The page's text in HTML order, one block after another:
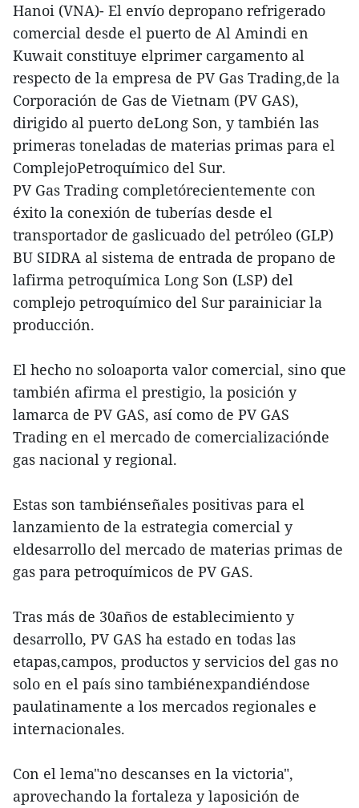
Hanoi (VNA)- El envío depropano refrigerado
comercial desde el puerto de Al Amindi en
Kuwait constituye elprimer cargamento al
respecto de la empresa de PV Gas Trading,de la
Corporación de Gas de Vietnam (PV GAS),
dirigido al puerto deLong Son, y también las
primeras toneladas de materias primas para el
ComplejoPetroquímico del Sur.
PV Gas Trading completórecientemente con
éxito la conexión de tuberías desde el
transportador de gaslicuado del petróleo (GLP)
BU SIDRA al sistema de entrada de propano de
lafirma petroquímica Long Son (LSP) del
complejo petroquímico del Sur parainiciar la
producción.
El hecho no soloaporta valor comercial, sino que
también afirma el prestigio, la posición y
lamarca de PV GAS, así como de PV GAS
Trading en el mercado de comercializaciónde
gas nacional y regional.
Estas son tambiénseñales positivas para el
lanzamiento de la estrategia comercial y
eldesarrollo del mercado de materias primas de
gas para petroquímicos de PV GAS.
Tras más de 30años de establecimiento y
desarrollo, PV GAS ha estado en todas las
etapas,campos, productos y servicios del gas no
solo en el país sino tambiénexpandiéndose
paulatinamente a los mercados regionales e
internacionales.
Con el lema"no descanses en la victoria",
aprovechando la fortaleza y laposición de